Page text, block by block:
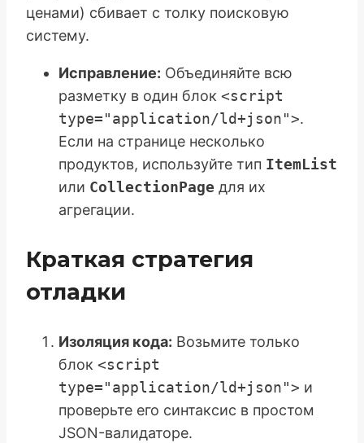
ценами) сбивает с толку поисковую
систему.
Исправление: Объединяйте всю
разметку в один блок <script
type="application/ld+json">.
Если на странице несколько
продуктов, используйте тип ItemList
или CollectionPage для их
агрегации.
Краткая стратегия
отладки
Изоляция кода: Возьмите только
блок <script
type="application/ld+json"> и
проверьте его синтаксис в простом
JSON-валидаторе.